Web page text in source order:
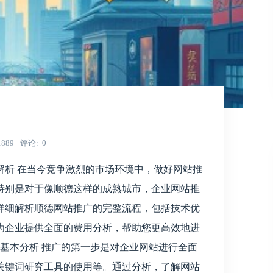
评论 0
在当今竞争激烈的市场环境中，做好网站推
是对于像顺德这样的成熟城市，企业网站推
解析顺德网站推广的完整流程，包括技术优
业提供全面的费用分析，帮助您更高效地进
本分析 推广的第一步是对企业网站进行全面
键词研究工具的使用等。通过分析，了解网站